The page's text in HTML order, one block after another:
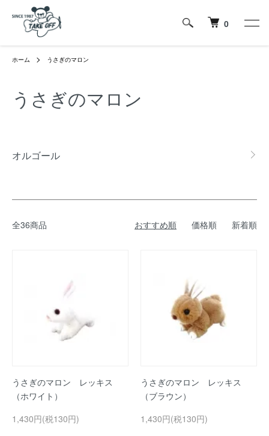
0
ホーム うさぎのマロン
うさぎのマロン
オルゴール
全36商品 おすすめ順 価格順 新着順
うさぎのマロン レッキス
（ホワイト）
1,430円(税130円)
うさぎのマロン レッキス
（ブラウン）
1,430円(税130円)